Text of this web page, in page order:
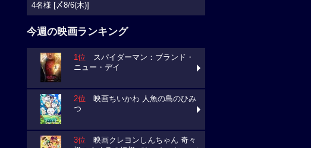
4名様 [〆8/6(木)]
今週の映画ランキング
1位 スパイダーマン：ブランド・
ニュー・デイ
2位 映画ちいかわ 人魚の島のひみ
つ
3位 映画クレヨンしんちゃん 奇々